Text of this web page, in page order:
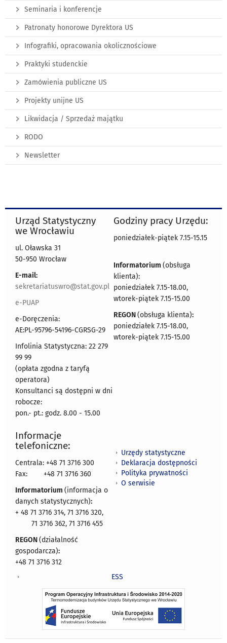
Seminaria i konferencje
Patronaty honorowe Dyrektora US
Infografiki, opracowania okolicznościowe
Praktyki studenckie
Zamówienia publiczne US
Projekty unijne US
Likwidacja / Sprzedaż majątku
RODO
Newsletter
Urząd Statystyczny
we Wrocławiu
ul. Oławska 31
50-950 Wrocław
E-mail:
sekretariatuswro@stat.gov.pl
e-PUAP
e-Doręczenia:
AE:PL-95796-54196-CGRSG-29
Infolinia Statystyczna: 22 279
99 99
(opłata zgodna z taryfą
operatora)
Konsultanci są dostępni w dni
robocze:
pon.- pt.: godz. 8.00 - 15.00
Godziny pracy Urzędu:
poniedziałek-piątek 7.15-15.15
Informatorium (obsługa
klienta):
poniedziałek 7.15-18.00,
wtorek-piątek 7.15-15.00
REGON(obsługa klienta):
poniedziałek 7.15-18.00,
wtorek-piątek 7.15-15.00
Informacje
telefoniczne:
Centrala: +48 71 3716 300
Fax:
+48 71 3716 360
Informatorium (informacja o
danych statystycznych):
+ 48 71 3716 314, 71 3716 320,
71 3716 362, 71 3716 455
REGON(działalność
gospodarcza):
+48 71 3716 312
Urzędy statystyczne
Deklaracja dostępności
Polityka prywatności
O serwisie
ESS